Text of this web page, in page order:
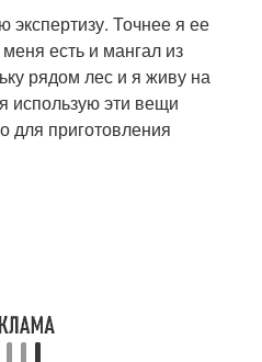
Точнее я ее
есть и мангал из
рядом лес и я живу на
использую эти вещи
для приготовления